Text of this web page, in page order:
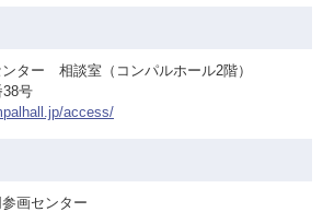
ター 相談室（コンパルホール2階）
38号
access/
画センター